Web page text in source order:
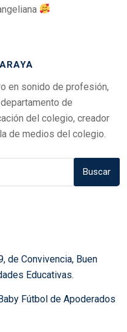
en sonido de profesión,
de
del colegio, creador
de medios del colegio.
Buscar
de Convivencia, Buen
Educativas.
Fútbol de Apoderados